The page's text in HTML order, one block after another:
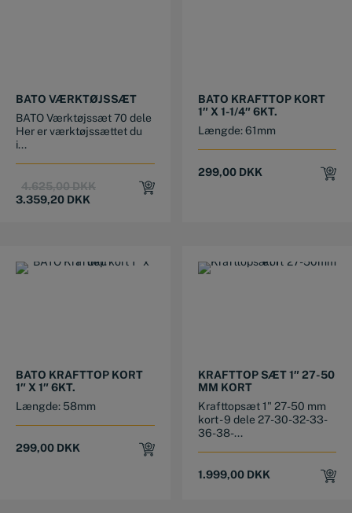
BATO VÆRKTØJSSÆT
BATO Værktøjssæt 70 dele
Her er værktøjssættet du
i...
4.625,00DKKOriginal
3.359,20 DKK
Current
BATO KRAFTTOP KORT
1″ X 1-1/4″ 6KT.
Længde: 61mm
299,00 DKK
BATO KRAFTTOP KORT
1″ X 1″ 6KT.
Længde: 58mm
299,00 DKK
KRAFTTOP SÆT 1″ 27-50
MM KORT
Krafttopsæt 1" 27-50 mm
kort - 9 dele 27-30-32-33-
36-38-...
1.999,00 DKK